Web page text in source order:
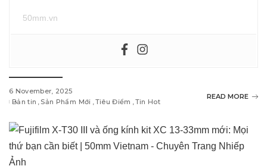
50mm.vn
6 November, 2025
Bản tin
Sản Phẩm Mới Tiêu Điểm Tin Hot
READ MORE